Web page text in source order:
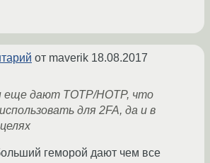
от maverik 18.08.2017
еще дают TOTP/HOTP, что
для 2FA, да и в
геморой дают чем все